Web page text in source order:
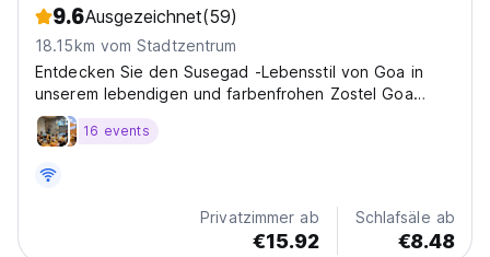
9.6Ausgezeichnet(59)
18.15km vom Stadtzentrum
Entdecken Sie den Susegad -Lebensstil von Goa in
unserem lebendigen und farbenfrohen Zostel Goa
(Morjim).
16 events
Privatzimmer ab
€15.92
Schlafsäle ab
€8.48